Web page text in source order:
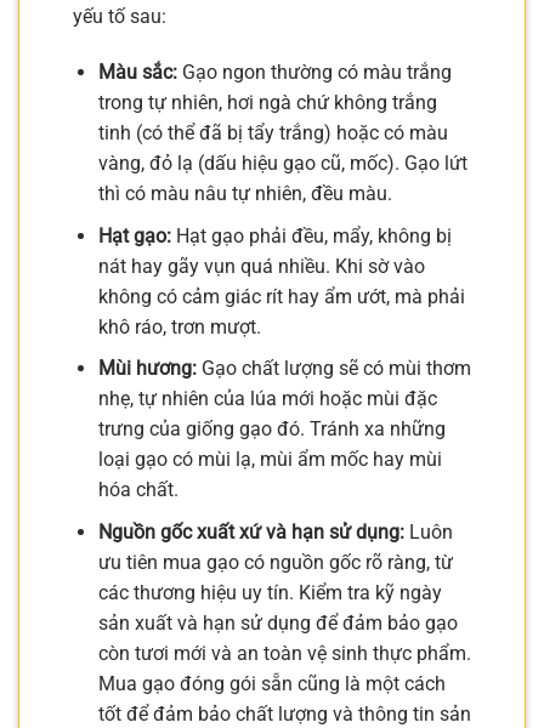
yếu tố sau:
Màu sắc:Gạo ngon thường có màu trắng
trong tự nhiên, hơi ngà chứ không trắng
tinh (có thể đã bị tẩy trắng) hoặc có màu
vàng, đỏ lạ (dấu hiệu gạo cũ, mốc). Gạo lứt
thì có màu nâu tự nhiên, đều màu.
Hạt gạo:Hạt gạo phải đều, mẩy, không bị
nát hay gãy vụn quá nhiều. Khi sờ vào
không có cảm giác rít hay ẩm ướt, mà phải
khô ráo, trơn mượt.
Mùi hương:Gạo chất lượng sẽ có mùi thơm
nhẹ, tự nhiên của lúa mới hoặc mùi đặc
trưng của giống gạo đó. Tránh xa những
loại gạo có mùi lạ, mùi ẩm mốc hay mùi
hóa chất.
Nguồn gốc xuất xứ và hạn sử dụng:Luôn
ưu tiên mua gạo có nguồn gốc rõ ràng, từ
các thương hiệu uy tín. Kiểm tra kỹ ngày
sản xuất và hạn sử dụng để đảm bảo gạo
còn tươi mới và an toàn vệ sinh thực phẩm.
Mua gạo đóng gói sẵn cũng là một cách
tốt để đảm bảo chất lượng và thông tin sản